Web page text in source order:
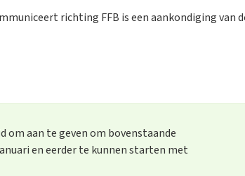
richting FFB is een aankondiging van
aan te geven om bovenstaande
en eerder te kunnen starten met